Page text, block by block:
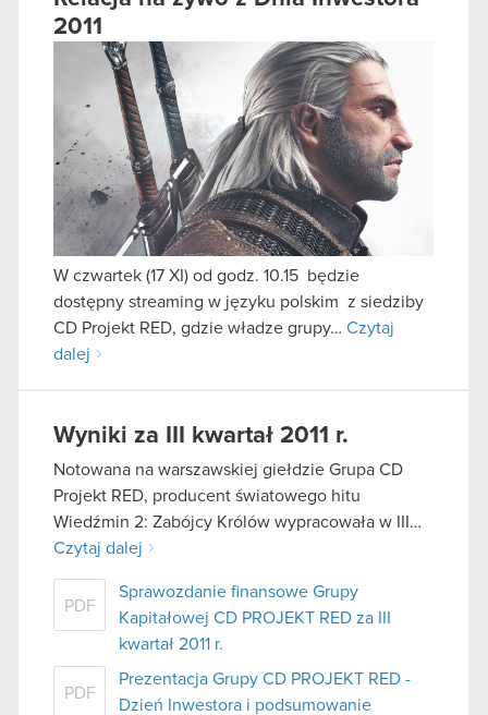
2011
W czwartek (17 XI) od godz. 10.15 będzie
dostępny streaming w języku polskim z siedziby
CD Projekt RED, gdzie władze grupy… Czytaj
dalej
Wyniki za III kwartał 2011 r.
Notowana na warszawskiej giełdzie Grupa CD
Projekt RED, producent światowego hitu
Wiedźmin 2: Zabójcy Królów wypracowała w III…
Czytaj dalej
PDF
Sprawozdanie finansowe Grupy
Kapitałowej CD PROJEKT RED za III
kwartał 2011 r.
PDF
Prezentacja Grupy CD PROJEKT RED -
Dzień Inwestora i podsumowanie